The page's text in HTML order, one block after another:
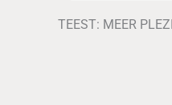
TEEST: MEER